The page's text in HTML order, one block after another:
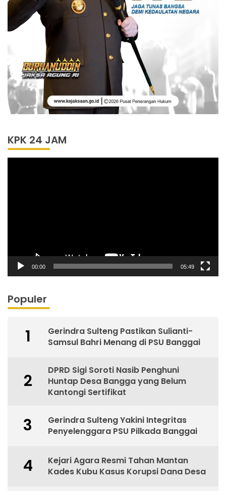
KPK 24 JAM
00:00 05:49
Populer
1
Gerindra Sulteng Pastikan Sulianti-
Samsul Bahri Menang di PSU Banggai
2
DPRD Sigi Soroti Nasib Penghuni
Huntap Desa Bangga yang Belum
Kantongi Sertifikat
3
Gerindra Sulteng Yakini Integritas
Penyelenggara PSU Pilkada Banggai
4
Kejari Agara Resmi Tahan Mantan
Kades Kubu Kasus Korupsi Dana Desa